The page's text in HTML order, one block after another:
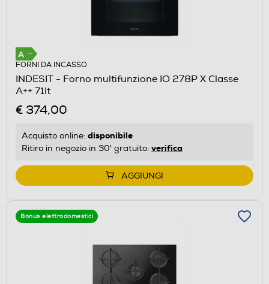
FORNI DA INCASSO
INDESIT - Forno multifunzione IO 278P X Classe
A++ 71lt
€ 374,00
Acquisto online: disponibile
Ritiro in negozio in 30' gratuito: verifica
AGGIUNGI
Bonus elettrodomestici